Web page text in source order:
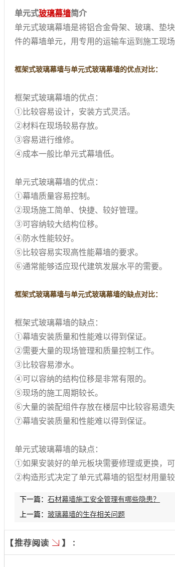
单元式玻璃幕墙简介
单元式玻璃幕墙是将铝合金骨架、玻璃、垫
件的幕墙单元，用专用的运输车运到施工现
框架式玻璃幕墙与单元式玻璃幕墙的优点对比：
框架式玻璃幕墙的优点：
①比较容易设计，安装方式灵活。
②材料在现场较易存放。
③容易进行维修。
④成本一般比单元式幕墙低。
单元式玻璃幕墙的优点：
①幕墙质量容易控制。
②现场施工简单、快捷、较好管理。
③可容纳较大结构位移。
④防水性能较好。
⑤比较容易实现高性能幕墙的要求。
⑥通常能够适应现代建筑发展水平的需要。
框架式玻璃幕墙与单元式玻璃幕墙的缺点对比：
框架式玻璃幕墙的缺点：
①幕墙安装质量和性能难以得到保证。
②需要大量的现场管理和质量控制工作。
③比较容易渗水。
④可以容纳的结构位移是非常有限的。
⑤现场的施工周期较长。
⑥大量的装配组件存放在楼层中比较容易遗失
⑦幕墙安装质量和性能难以得到保证。
单元式玻璃幕墙的缺点：
①如果安装好的单元板块需要修理或更换，可
②构造形式决定了单元式幕墙的铝型材用量
下一篇： 石材幕墙施工安全管理有哪些隐患？
上一篇： 玻璃幕墙的生存相关问题